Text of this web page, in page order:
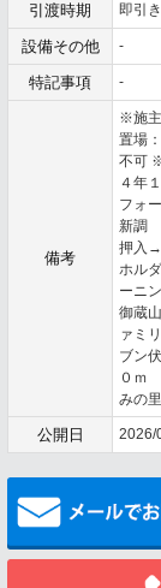
引渡時期 即引
設備その他 -
特記事項 -
備考
※施
置場
不可
４年
フォ
新調
押入
ホル
ーニ
御蔵
ァミ
ブン
０ｍ
みの
公開日 2026/